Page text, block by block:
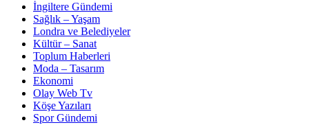
İngiltere Gündemi
Sağlık – Yaşam
Londra ve Belediyeler
Kültür – Sanat
Toplum Haberleri
Moda – Tasarım
Ekonomi
Olay Web Tv
Köşe Yazıları
Spor Gündemi